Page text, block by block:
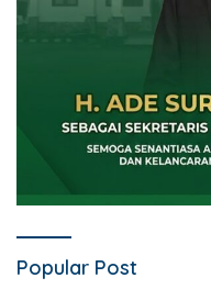
Popular Post